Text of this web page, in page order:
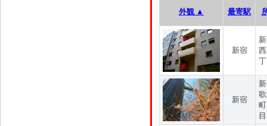
外観 ▲ 最寄駅
新宿
新宿
目